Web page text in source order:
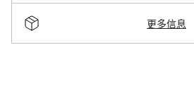
更多信息